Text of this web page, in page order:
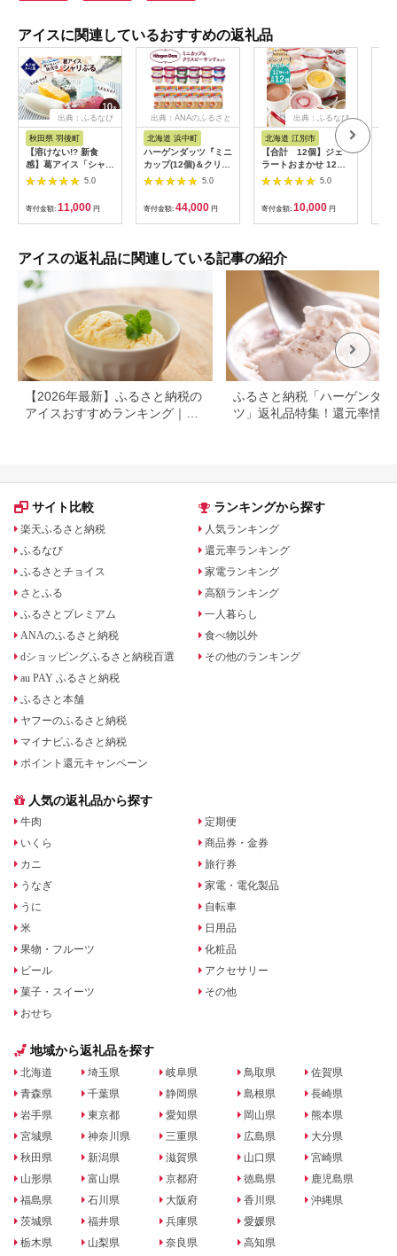
アイスに関連しているおすすめの返礼品
出典：ふるなび
秋田県 羽後町
【溶けない!? 新食
感】葛アイス「シャリ
ぷる」10本セット ひ
のデザート ［菓子舗
木村屋］【 お菓子 ス
イーツ ぷるぷる いち
ラムネ 宇治 抹茶 チョ
コ ぶどう 夏 秋田 羽
後 】
5.0
寄付金額: 11,000 円
出典：ANAのふるさと
北海道 浜中町
ハーゲンダッツ『ミニ
カップ(12個)＆クリス
ピーサンド(12個)セッ
アイス スイーツ デザ
ート_H0016-135
5.0
寄付金額: 44,000 円
出典：ふるなび
北海道 江別市
【合計 12個】ジェ
ラートおまかせ 12個
セット EB8-0291
5.0
寄付金額: 10,000 円
アイスの返礼品に関連している記事の紹介
【2026年最新】ふるさと納税の
アイスおすすめランキング｜還
ふるさと納税「ハーゲンダッ
ツ」返礼品特集！還元率情報
サイト比較
楽天ふるさと納税
ふるなび
ふるさとチョイス
さとふる
ふるさとプレミアム
ANAのふるさと納税
dショッピングふるさと納税百選
au PAY ふるさと納税
ふるさと本舗
ヤフーのふるさと納税
マイナビふるさと納税
ポイント還元キャンペーン
ランキングから探す
人気ランキング
還元率ランキング
家電ランキング
高額ランキング
一人暮らし
食べ物以外
その他のランキング
人気の返礼品から探す
牛肉
いくら
カニ
うなぎ
うに
米
果物・フルーツ
ビール
菓子・スイーツ
おせち
定期便
商品券・金券
旅行券
家電・電化製品
自転車
日用品
化粧品
アクセサリー
その他
地域から返礼品を探す
北海道
青森県
岩手県
宮城県
秋田県
山形県
福島県
茨城県
栃木県
埼玉県
千葉県
東京都
神奈川県
新潟県
富山県
石川県
福井県
山梨県
岐阜県
静岡県
愛知県
三重県
滋賀県
京都府
大阪府
兵庫県
奈良県
鳥取県
島根県
岡山県
広島県
山口県
徳島県
香川県
愛媛県
高知県
佐賀県
長崎県
熊本県
大分県
宮崎県
鹿児島県
沖縄県